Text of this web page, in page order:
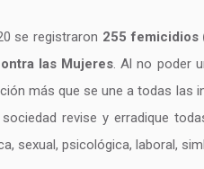
se registraron 255 femicidios
las Mujeres. Al no poder
más que se une a todas las
revise y erradique
sexual, psicológica, laboral,